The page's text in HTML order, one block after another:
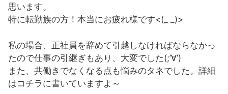
思います。
特に転勤族の方！本当にお疲れ様です<(_ _)>
私の場合、正社員を辞めて引越しなければならなかっ
たので仕事の引継ぎもあり、大変でした(;’∀’)
また、共働きでなくなる点も悩みのタネでした。詳細
はコチラに書いていますよ～